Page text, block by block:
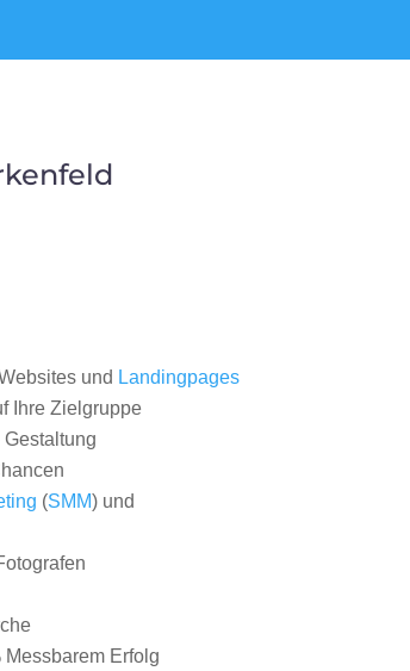
und Landingpages
Ihre Zielgruppe
(SMM) und
Erfolg